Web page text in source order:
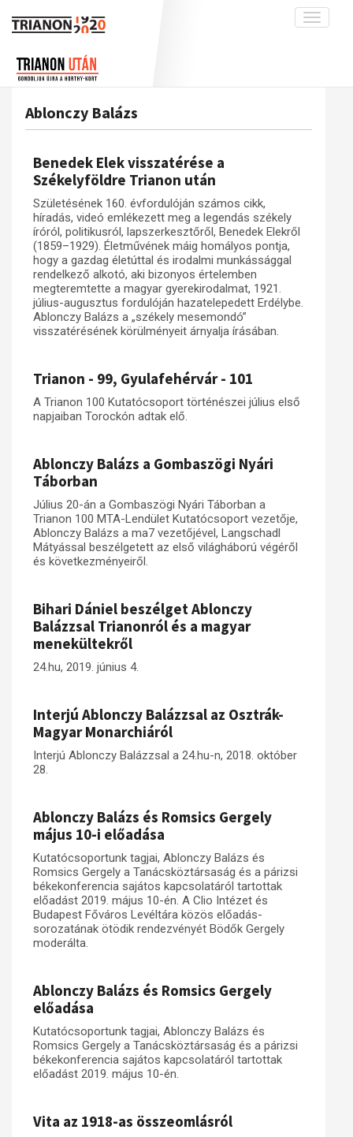
Toggle
interpretációk
A békerendszer megszilárdulása
Galéria
Adatbázis
Emlékművek (feltöltés alatt)
Menekültek
Visszhang
Publikációk
Kapcsolat
Trianon-kommentár
Dokumentumok
Műhelymunkák
Ablonczy Balázs
Benedek Elek visszatérése a
Székelyföldre Trianon után
Születésének 160. évfordulóján számos cikk,
híradás, videó emlékezett meg a legendás székely
íróról, politikusról, lapszerkesztőről, Benedek Elekről
(1859–1929). Életművének máig homályos pontja,
hogy a gazdag életúttal és irodalmi munkássággal
rendelkező alkotó, aki bizonyos értelemben
megteremtette a magyar gyerekirodalmat, 1921.
július-augusztus fordulóján hazatelepedett Erdélybe.
Ablonczy Balázs a „székely mesemondó”
visszatérésének körülményeit árnyalja írásában.
Trianon - 99, Gyulafehérvár - 101
A Trianon 100 Kutatócsoport történészei július első
napjaiban Torockón adtak elő.
Ablonczy Balázs a Gombaszögi Nyári
Táborban
Július 20-án a Gombaszögi Nyári Táborban a
Trianon 100 MTA-Lendület Kutatócsoport vezetője,
Ablonczy Balázs a ma7 vezetőjével, Langschadl
Mátyással beszélgetett az első világháború végéről
és következményeiről.
Bihari Dániel beszélget Ablonczy
Balázzsal Trianonról és a magyar
menekültekről
24.hu, 2019. június 4.
Interjú Ablonczy Balázzsal az Osztrák-
Magyar Monarchiáról
Interjú Ablonczy Balázzsal a 24.hu-n, 2018. október
28.
Ablonczy Balázs és Romsics Gergely
május 10-i előadása
Kutatócsoportunk tagjai, Ablonczy Balázs és
Romsics Gergely a Tanácsköztársaság és a párizsi
békekonferencia sajátos kapcsolatáról tartottak
előadást 2019. május 10-én. A Clio Intézet és
Budapest Főváros Levéltára közös előadás-
sorozatának ötödik rendezvényét Bödők Gergely
moderálta.
Ablonczy Balázs és Romsics Gergely
előadása
Kutatócsoportunk tagjai, Ablonczy Balázs és
Romsics Gergely a Tanácsköztársaság és a párizsi
békekonferencia sajátos kapcsolatáról tartottak
előadást 2019. május 10-én.
Vita az 1918-as összeomlásról